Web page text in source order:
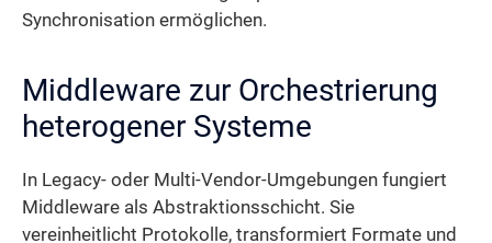
Synchronisation ermöglichen.
Middleware zur Orchestrierung
heterogener Systeme
In Legacy- oder Multi-Vendor-Umgebungen fungiert
Middleware als Abstraktionsschicht. Sie
vereinheitlicht Protokolle, transformiert Formate und